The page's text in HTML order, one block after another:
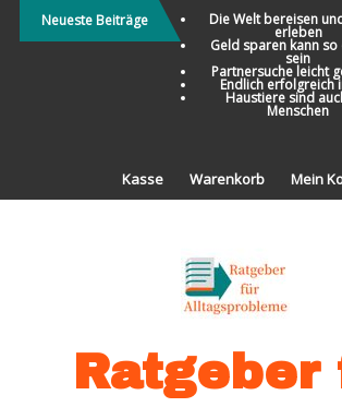
Direkt
zum
Neueste Beiträge Die Welt bereisen
erleben
Geld sparen kann so
sein
Partnersuche leicht
Endlich erfolgreich
Haustiere sind
Menschen
Kasse Warenkorb Mein
Ratgeber